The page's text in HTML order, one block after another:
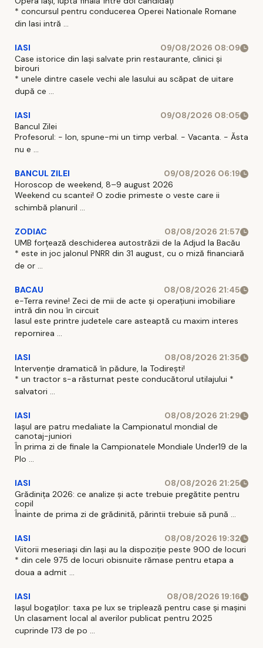
* concursul pentru conducerea Operei Nationale Romane
din Iasi intră ...
IASI
09/08/2026 08:09
Case istorice din Iași salvate prin restaurante, clinici și
birouri
* unele dintre casele vechi ale Iasului au scăpat de uitare
după ce ...
IASI
09/08/2026 08:05
Bancul Zilei
Profesorul: - Ion, spune-mi un timp verbal. - Vacanta. - Ăsta
nu e ...
BANCUL ZILEI
09/08/2026 06:19
Horoscop de weekend, 8–9 august 2026
Weekend cu scantei! O zodie primeste o veste care ii
schimbă planuril ...
ZODIAC
08/08/2026 21:57
UMB forțează deschiderea autostrăzii de la Adjud la Bacău
* este in joc jalonul PNRR din 31 august, cu o miză financiară
de or ...
BACAU
08/08/2026 21:45
e-Terra revine! Zeci de mii de acte și operațiuni imobiliare
intră din nou în circuit
Iasul este printre judetele care asteaptă cu maxim interes
repornirea ...
IASI
08/08/2026 21:35
Intervenție dramatică în pădure, la Todirești!
* un tractor s-a răsturnat peste conducătorul utilajului *
salvatori ...
IASI
08/08/2026 21:29
Iaşul are patru medaliate la Campionatul mondial de
canotaj-juniori
În prima zi de finale la Campionatele Mondiale Under19 de la
Plo ...
IASI
08/08/2026 21:25
Grădinița 2026: ce analize și acte trebuie pregătite pentru
copil
Înainte de prima zi de grădinită, părintii trebuie să pună ...
IASI
08/08/2026 19:32
Viitorii meseriași din Iași au la dispoziție peste 900 de locuri
* din cele 975 de locuri obisnuite rămase pentru etapa a
doua a admit ...
IASI
08/08/2026 19:16
Iașul bogaților: taxa pe lux se triplează pentru case și mașini
Un clasament local al averilor publicat pentru 2025
cuprinde 173 de po ...